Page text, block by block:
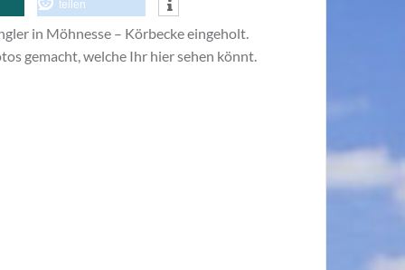
teilen
in Möhnesse – Körbecke eingeholt.
gemacht, welche Ihr hier sehen könnt.